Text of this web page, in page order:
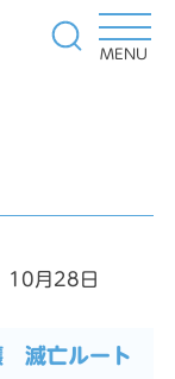
MENU
10月28日
滅亡ルート